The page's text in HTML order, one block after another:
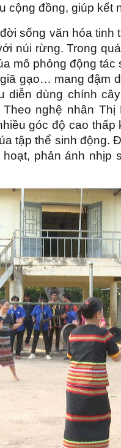
cộng đồng, giúp kết
sống văn hóa tinh
núi rừng. Trong
mô phỏng động
gạo… mang đậm
diễn dùng chính
nghệ nhân
góc độ cao
tập thể sinh động.
phản ánh nhịp